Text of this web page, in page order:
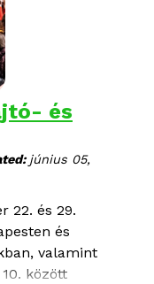
és
június 05,
22. és 29.
és
valamint
között